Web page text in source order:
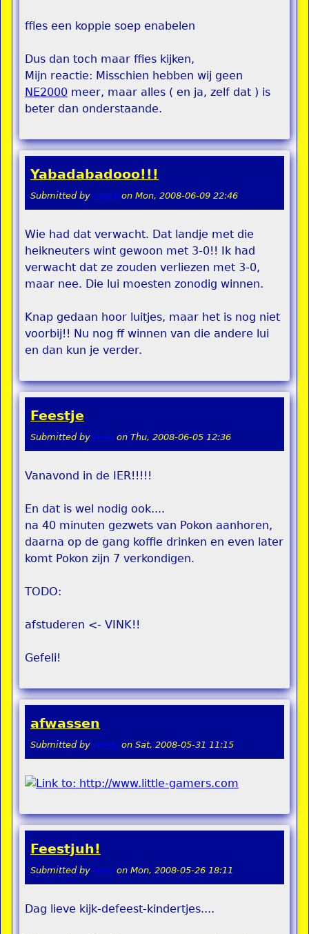
ffies een koppie soep enabelen
Dus dan toch maar ffies kijken,
Mijn reactie: Misschien hebben wij geen
NE2000 meer, maar alles ( en ja, zelf dat ) is
beter dan onderstaande.
Yabadabadooo!!!
Submitted by rippie on Mon, 2008-06-09 22:46
Wie had dat verwacht. Dat landje met die
heikneuters wint gewoon met 3-0!! Ik had
verwacht dat ze zouden verliezen met 3-0,
maar nee. Die lui moesten zonodig winnen.
Knap gedaan hoor luitjes, maar het is nog niet
voorbij!! Nu nog ff winnen van die andere lui
en dan kun je verder.
Feestje
Submitted by remi on Thu, 2008-06-05 12:36
Vanavond in de IER!!!!!
En dat is wel nodig ook....
na 40 minuten gezwets van Pokon aanhoren,
daarna op de gang koffie drinken en even later
komt Pokon zijn 7 verkondigen.
TODO:
afstuderen <- VINK!!
Gefeli!
afwassen
Submitted by teddy on Sat, 2008-05-31 11:15
Feestjuh!
Submitted by remi on Mon, 2008-05-26 18:11
Dag lieve kijk-defeest-kindertjes....